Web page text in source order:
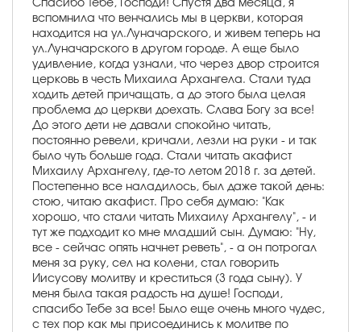
Спасибо Тебе, Господи! Спустя два месяца, я
вспомнила что венчались мы в церкви, которая
находится на ул.Луначарского, и живем теперь на
ул.Луначарского в другом городе. А еще было
удивление, когда узнали, что через двор строится
церковь в честь Михаила Архангела. Стали туда
ходить детей причащать, а до этого была целая
проблема до церкви доехать. Слава Богу за все!
До этого дети не давали спокойно читать,
постоянно ревели, кричали, лезли на руки - и так
было чуть больше года. Стали читать акафист
Михаилу Архангелу, где-то летом 2018 г. за детей.
Постепенно все наладилось, был даже такой день:
стою, читаю акафист. Про себя думаю: "Как
хорошо, что стали читать Михаилу Архангелу", - и
тут же подходит ко мне младший сын. Думаю: "Ну,
все - сейчас опять начнет реветь", - а он потрогал
меня за руку, сел на колени, стал говорить
Иисусову молитву и креститься (3 года сыну). У
меня была такая радость на душе! Господи,
спасибо Тебе за все! Было еще очень много чудес,
с тех пор как мы присоединись к молитве по